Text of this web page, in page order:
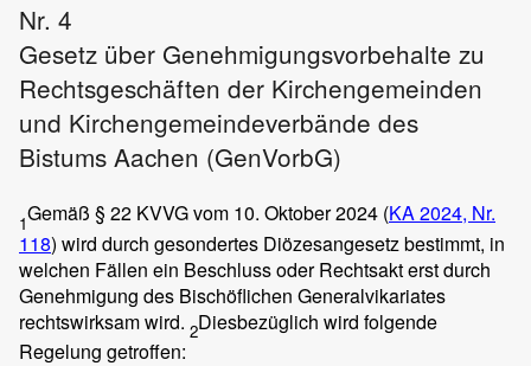
Nr. 4
Gesetz über Genehmigungsvorbehalte zu
Rechtsgeschäften der Kirchengemeinden
und Kirchengemeindeverbände des
Bistums Aachen (GenVorbG)
1Gemäß § 22 KVVG vom 10. Oktober 2024 (KA 2024, Nr.
118) wird durch gesondertes Diözesangesetz bestimmt, in
welchen Fällen ein Beschluss oder Rechtsakt erst durch
Genehmigung des Bischöflichen Generalvikariates
rechtswirksam wird. 2Diesbezüglich wird folgende
Regelung getroffen: